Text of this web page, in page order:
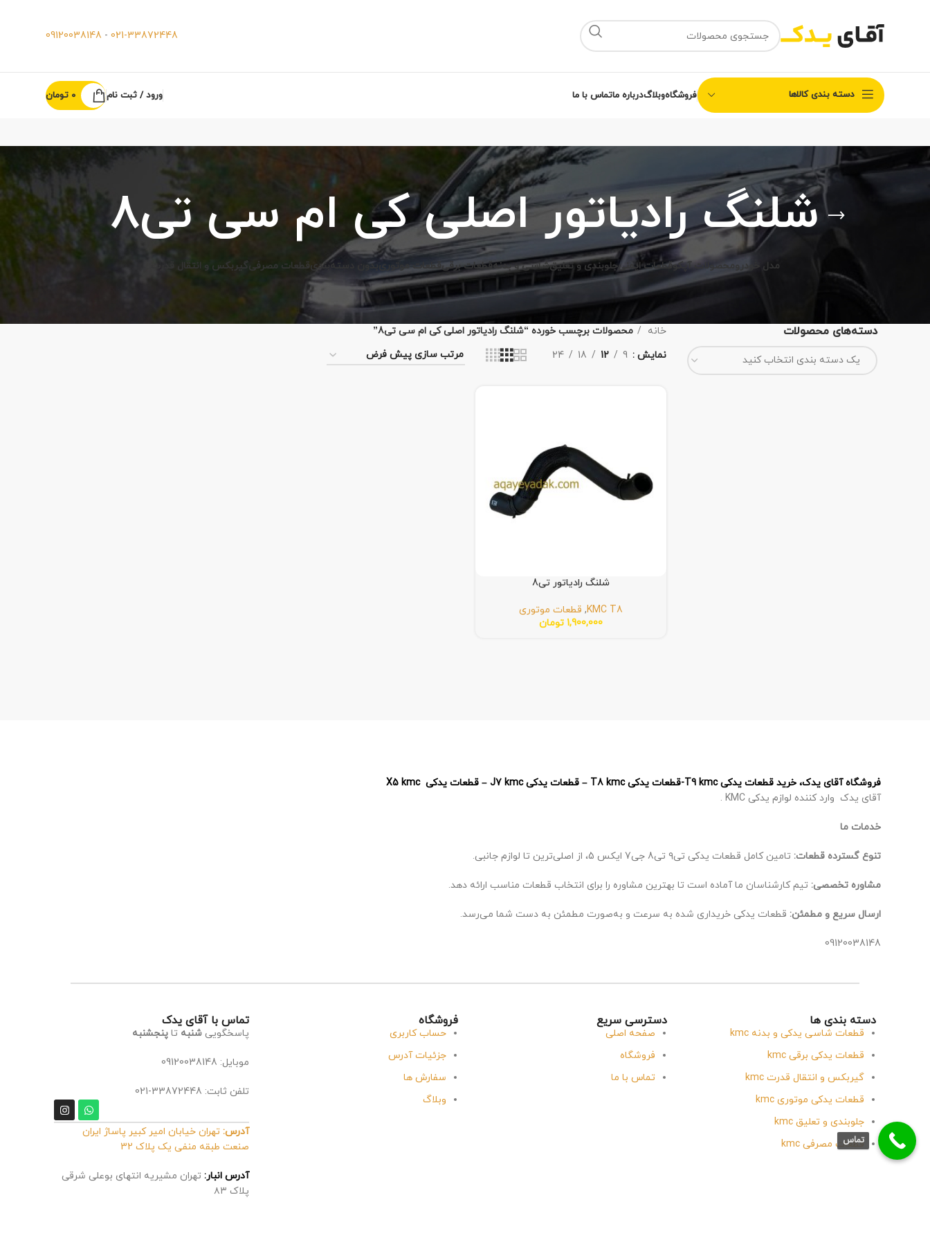
021-33872448
-
09120038148
دسته بندی کالاها فروشگاهوبلاگدرباره ماتماس با ما ورود / ثبت نام 0 تومان
شلنگ رادیاتور اصلی کی ام سی تی8
مدل خودرومحصولات آپکوقطعات ایمنیجلوبندی و تعلیقشاسی و بدنهقطعات برقیقطعات موتوری بدون دسته‌بندیقطعات مصرفیگیربکس و انتقال قدرت
دسته‌های محصولات
یک دسته بندی انتخاب کنید
خانه
محصولات برچسب خورده “شلنگ رادیاتور اصلی کی ام سی تی8”
نمایش 9
12
18
24
شلنگ رادیاتور تی8
KMC T8
, قطعات موتوری
1,900,000 تومان
فروشگاه آقای یدک، خرید قطعات یدکی T9 kmc-قطعات یدکی T8 kmc – قطعات یدکی J7 kmc – قطعات یدکی X5 kmc
آقای یدک وارد کننده لوازم یدکی KMC .
خدمات ما
تنوع گسترده قطعات: تامین کامل قطعات یدکی تی۹ تی8 جی7 ایکس 5، از اصلی‌ترین تا لوازم جانبی.
مشاوره تخصصی: تیم کارشناسان ما آماده است تا بهترین مشاوره را برای انتخاب قطعات مناسب ارائه دهد.
ارسال سریع و مطمئن: قطعات یدکی خریداری شده به سرعت و به‌صورت مطمئن به دست شما می‌رسد.
09120038148
دسته بندی ها
قطعات شاسی یدکی و بدنه kmc
قطعات یدکی برقی kmc
گیربکس و انتقال قدرت kmc
قطعات یدکی موتوری kmc
جلوبندی و تعلیق kmc
قطعات مصرفی kmc
دسترسی سریع
صفحه اصلی
فروشگاه
تماس با ما
فروشگاه
حساب کاربری
جزئیات آدرس
سفارش ها
وبلاگ
تماس با آقای یدک
پاسخگویی شنبه تا پنجشنبه
موبایل: 09120038148
تلفن ثابت: 33872448-021
آدرس: تهران خیابان امیر کبیر پاساژ ایران
صنعت طبقه منفی یک پلاک 32
آدرس انبار: تهران مشیریه انتهای بوعلی شرقی
پلاک ۸۳
تماس